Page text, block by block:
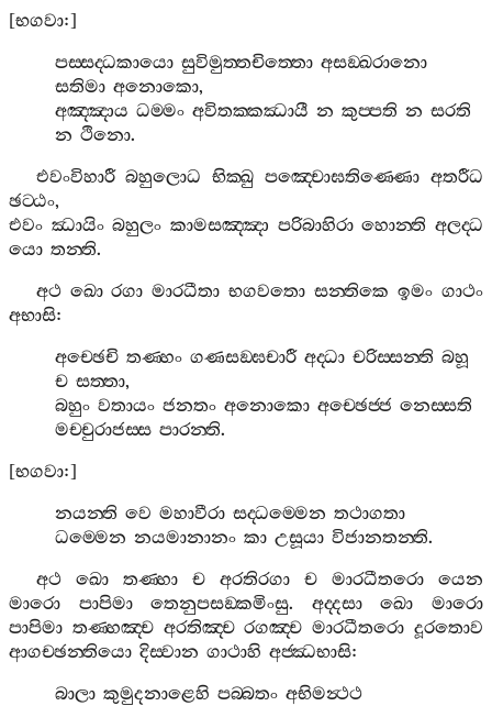
[භගවා:]
පස‍්සද‍්ධකායො සුවිමුත‍්තචිත‍්තො අසඞ‍්ඛරානො
සතිමා අනොකො,
අඤ‍්ඤාය ධම‍්මං අවිතක‍්කඣායී න කුප‍්පති න සරති
න ථිනො.
එවංවිහාරී බහුලොධ භික‍්ඛු පඤ‍්චොඝතිණ‍්ණො අතරීධ
ඡට‍්ඨං,
එවං ඣායිං බහුලං කාමසඤ‍්ඤා පරිබාහිරා හොන‍්ති අලද‍්ධ
යො තන‍්ති.
අථ ඛො රගා මාරධීතා භගවතො සන‍්තිකෙ ඉමං ගාථං
අභාසි:
අච‍්ඡෙචි තණ‍්හං ගණසඞ‍්ඝචාරී අද‍්ධා චරිස‍්සන‍්ති බහූ
ච සත‍්තා,
බහුං වතායං ජනතං අනොකො අච‍්ඡෙජ‍්ජ නෙස‍්සති
මච‍්චුරාජස‍්ස පාරන‍්ති.
[භගවා:]
නයන‍්ති වෙ මහාවීරා සද‍්ධම‍්මෙන තථාගතා
ධම‍්මෙන නයමානානං කා උසූයා විජානතන‍්ති.
අථ
ඛො තණ‍්හා ච අරතිරගා ච මාරධීතරො
යෙන
මාරො
පාපිමා තෙනුපසඞ‍්කමිංසු. අද‍්දසා ඛො
මාරො
පාපිමා තණ‍්හඤ‍්ච අරතිඤ‍්ච රගඤ‍්ච මාරධීතරො දූරතොව
ආගච‍්ඡන‍්තියො දිස‍්වාන ගාථාහි අජ‍්ඣභාසි:
බාලා කුමුදනාළෙහි පබ‍්බතං අභිමන්‍ථථ